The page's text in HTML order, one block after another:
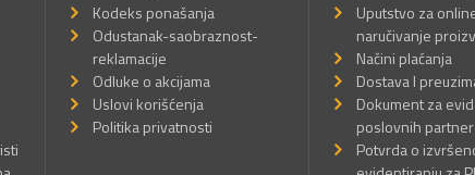
Kodeks ponašanja
Odustanak-saobraznost-
reklamacije
Odluke o akcijama
Uslovi korišćenja
Politika privatnosti
Uputstvo za
naručivanje
Načini plaćanja
Dostava I
Dokument za
poslovnih
Potvrda o